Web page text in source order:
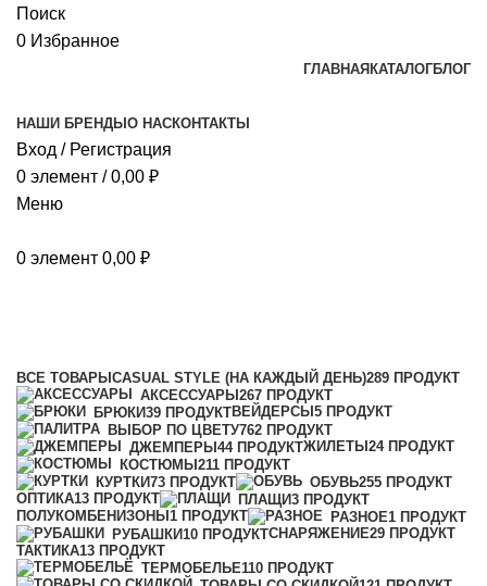
Поиск
0 Избранное
ГЛАВНАЯ КАТАЛОГБЛОГ
НАШИ БРЕНДЫ О НАСКОНТАКТЫ
Вход / Регистрация
0 элемент / 0,00 ₽
Меню
0 элемент 0,00 ₽
ВСЕ ТОВАРЫ CASUAL STYLE (НА КАЖДЫЙ ДЕНЬ)289 ПРОДУКТ
АКСЕССУАРЫ267 ПРОДУКТ
БРЮКИ39 ПРОДУКТВЕЙДЕРСЫ 5 ПРОДУКТ
ВЫБОР ПО ЦВЕТУ762 ПРОДУКТ
ДЖЕМПЕРЫ44 ПРОДУКТЖИЛЕТЫ 24 ПРОДУКТ
КОСТЮМЫ211 ПРОДУКТ
КУРТКИ73 ПРОДУКТ ОБУВЬ255 ПРОДУКТ
ОПТИКА13 ПРОДУКТ ПЛАЩИ3 ПРОДУКТ
ПОЛУКОМБЕНИЗОНЫ 1 ПРОДУКТ РАЗНОЕ1 ПРОДУКТ
РУБАШКИ10 ПРОДУКТСНАРЯЖЕНИЕ29 ПРОДУКТ
ТАКТИКА13 ПРОДУКТ
ТЕРМОБЕЛЬЕ110 ПРОДУКТ